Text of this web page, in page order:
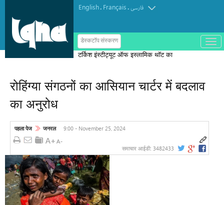
English. Français.فارسی
डेस्कटॉप संस्करण
ب
ا
टर्किश इंस्टीट्यूट ऑफ इस्लामिक थॉट का
रोहिंग्या संगठनों का आसियान चार्टर में बदलाव
का अनुरोध
पहला पेज जनरल 9:00 - November 25, 2024
समाचार आईडी: 3482433